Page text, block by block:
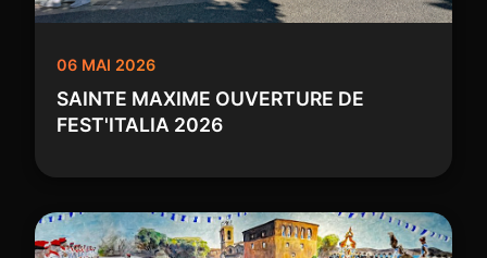
06 MAI 2026
SAINTE MAXIME OUVERTURE DE
FEST'ITALIA 2026